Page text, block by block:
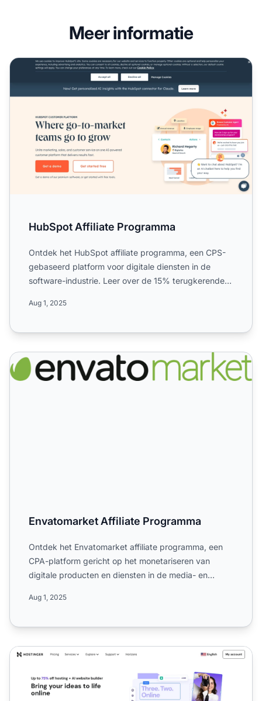
Meer informatie
HubSpot Affiliate Programma
HubSpot Affiliate Programma
Ontdek het HubSpot affiliate programma, een CPS-
gebaseerd platform voor digitale diensten in de
software-industrie. Leer over de 15% terugkerende
Aug 1, 2025
Envatomarket Affiliate Programma
Envatomarket Affiliate Programma
Ontdek het Envatomarket affiliate programma, een
CPA-platform gericht op het monetariseren van
digitale producten en diensten in de media- en
Aug 1, 2025
Hostinger Affiliate Programma